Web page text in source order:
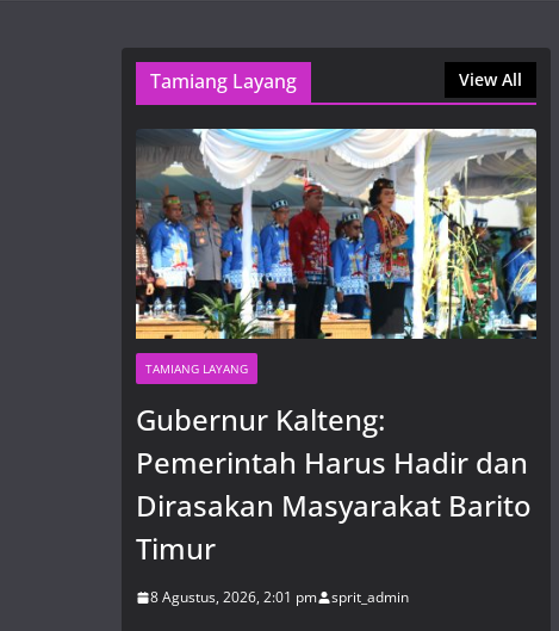
Tamiang Layang View All
TAMIANG LAYANG
Gubernur Kalteng:
Pemerintah Harus Hadir dan
Dirasakan Masyarakat Barito
Timur
8 Agustus, 2026, 2:01 pm sprit_admin